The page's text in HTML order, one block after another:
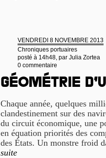
VENDREDI 8 NOVEMBRE 2013
Chroniques portuaires
posté à 14h48, par Julia Zortea
0 commentaire
Géométrie
Chaque année, quelques
clandestinement sur des
du circuit économique, une
en équation priorités des
des États. Un monstre froid
suite